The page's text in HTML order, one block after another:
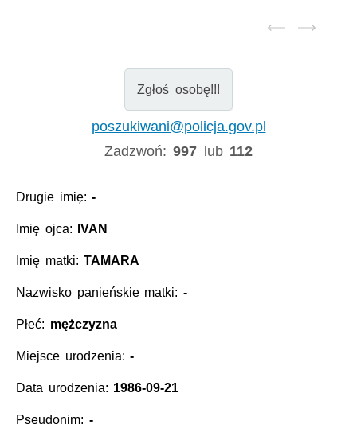
Zgłoś osobę!!!
poszukiwani@policja.gov.pl
Zadzwoń:997 lub 112
Drugie imię:-
Imię ojca: IVAN
Imię matki:TAMARA
Nazwisko panieńskie matki: -
Płeć: mężczyzna
Miejsce urodzenia:-
Data urodzenia: 1986-09-21
Pseudonim: -